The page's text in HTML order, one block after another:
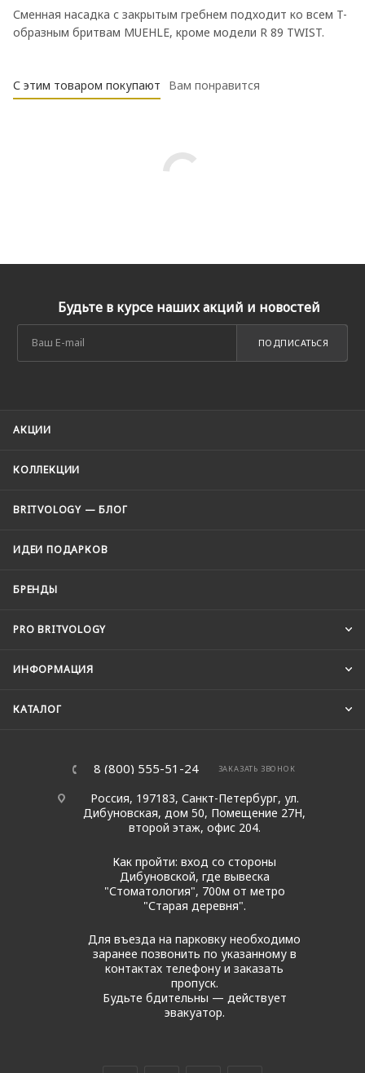
Сменная насадка с закрытым гребнем подходит ко всем T-
образным бритвам MUEHLE, кроме модели R 89 TWIST.
С этим товаром покупают Вам понравится
Будьте в курсе наших акций и новостей
ПОДПИСАТЬСЯ
АКЦИИ
КОЛЛЕКЦИИ
BRITVOLOGY — БЛОГ
ИДЕИ ПОДАРКОВ
БРЕНДЫ
PRO BRITVOLOGY
ИНФОРМАЦИЯ
КАТАЛОГ
8 (800) 555-51-24 ЗАКАЗАТЬ ЗВОНОК
Россия, 197183, Санкт-Петербург, ул.
Дибуновская, дом 50, Помещение 27Н,
второй этаж, офис 204.
Как пройти: вход со стороны
Дибуновской, где вывеска
"Стоматология", 700м от метро
"Старая деревня".
Для въезда на парковку необходимо
заранее позвонить по указанному в
контактах телефону и заказать
пропуск.
Будьте бдительны — действует
эвакуатор.